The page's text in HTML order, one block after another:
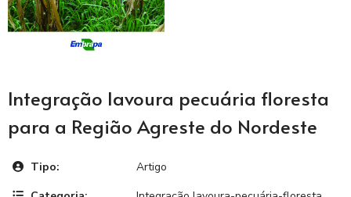
Integração lavoura pecuária floresta
para a Região Agreste do Nordeste
Tipo:
Artigo